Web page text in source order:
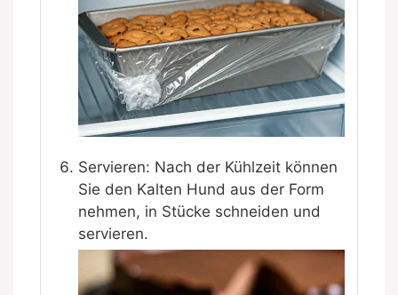
Servieren: Nach der Kühlzeit können
Sie den Kalten Hund aus der Form
nehmen, in Stücke schneiden und
servieren.